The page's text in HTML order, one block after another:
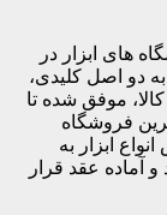
های ابزار در
دو اصل کلیدی،
موفق شده تا
فروشگاه
ابزار به
عقد قرار